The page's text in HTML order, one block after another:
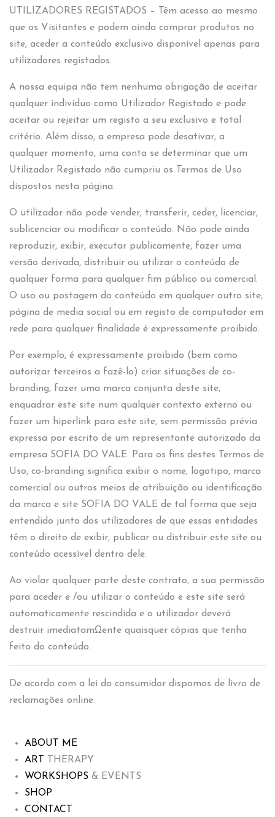
UTILIZADORES REGISTADOS – Têm acesso ao mesmo
que os Visitantes e podem ainda comprar produtos no
site, aceder a conteúdo exclusivo disponível apenas para
utilizadores registados.
A nossa equipa não tem nenhuma obrigação de aceitar
qualquer indivíduo como Utilizador Registado e pode
aceitar ou rejeitar um registo a seu exclusivo e total
critério. Além disso, a empresa pode desativar, a
qualquer momento, uma conta se determinar que um
Utilizador Registado não cumpriu os Termos de Uso
dispostos nesta página.
O utilizador não pode vender, transferir, ceder, licenciar,
sublicenciar ou modificar o conteúdo. Não pode ainda
reproduzir, exibir, executar publicamente, fazer uma
versão derivada, distribuir ou utilizar o conteúdo de
qualquer forma para qualquer fim público ou comercial.
O uso ou postagem do conteúdo em qualquer outro site,
página de media social ou em registo de computador em
rede para qualquer finalidade é expressamente proibido.
Por exemplo, é expressamente proibido (bem como
autorizar terceiros a fazê-lo) criar situações de co-
branding, fazer uma marca conjunta deste site,
enquadrar este site num qualquer contexto externo ou
fazer um hiperlink para este site, sem permissão prévia
expressa por escrito de um representante autorizado da
empresa SOFIA DO VALE. Para os fins destes Termos de
Uso, co-branding significa exibir o nome, logotipo, marca
comercial ou outros meios de atribuição ou identificação
da marca e site SOFIA DO VALE de tal forma que seja
entendido junto dos utilizadores de que essas entidades
têm o direito de exibir, publicar ou distribuir este site ou
conteúdo acessível dentro dele.
Ao violar qualquer parte deste contrato, a sua permissão
para aceder e /ou utilizar o conteúdo e este site será
automaticamente rescindida e o utilizador deverá
destruir imediatamΩente quaisquer cópias que tenha
feito do conteúdo.
De acordo com a lei do consumidor dispomos de livro de
reclamações online.
ABOUT ME
ART
THERAPY
WORKSHOPS & EVENTS
SHOP
CONTACT